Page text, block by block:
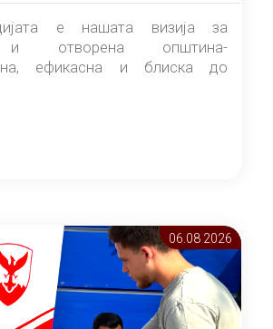
е нашата визија за
и отворена општина-
ефикасна и блиска до
06.08 2026